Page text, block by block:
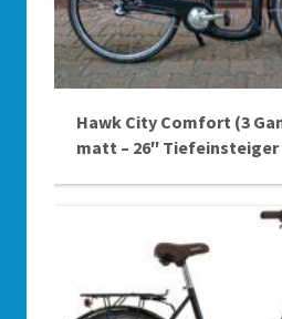
Hawk City Comfort (3
matt – 26″ Tiefeinsteiger